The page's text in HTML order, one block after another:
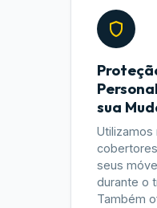
sua
Utilizamos
seus
durante o
Também